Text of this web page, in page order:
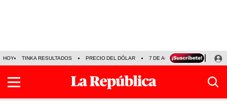
HOY TINKA RESULTADOS PRECIO DEL DÓLAR 7 DE AGOSTO OLLANTA